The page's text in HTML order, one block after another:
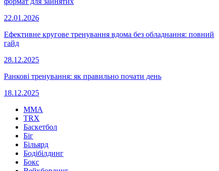
22.01.2026
Ефективне кругове тренування вдома без обладнання: повний
гайд
28.12.2025
Ранкові тренування: як правильно почати день
18.12.2025
MMA
TRX
Баскетбол
Біг
Більярд
Бодібілдинг
Бокс